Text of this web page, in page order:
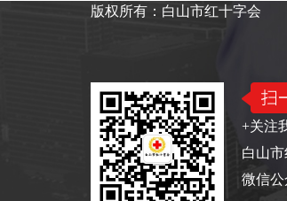
版权所有：白山市红十字会
+关注
白山
微信